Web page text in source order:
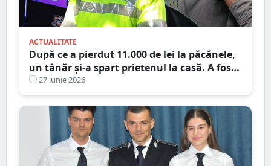
ACTUALITATE
După ce a pierdut 11.000 de lei la păcănele,
un tânăr și-a spart prietenul la casă. A fost
condamnat, dar a plecat acasă
27 iunie 2026